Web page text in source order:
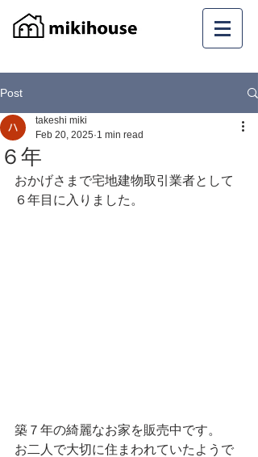
Post
６年
takeshi miki
Feb 20, 2025 1 min read
おかげさまで宅地建物取引業者として
６年目に入りました。
築７年の綺麗なお家を販売中です。
お二人で大切に住まわれていたようで